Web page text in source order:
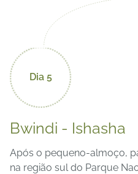
Dia 5
Bwindi - Ishasha
Após o pequeno-almoço,
na região sul do Parque